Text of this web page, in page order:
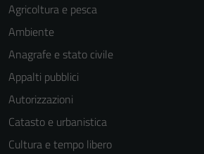
Agricoltura e pesca
Ambiente
Anagrafe e stato civile
Appalti pubblici
Autorizzazioni
Catasto e urbanistica
Cultura e tempo libero